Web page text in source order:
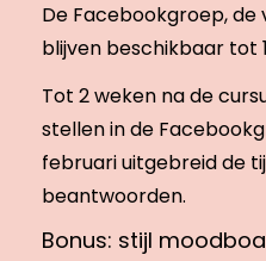
De Facebookgroep, de
blijven beschikbaar tot
Tot 2 weken na de
stellen in de
februari uitgebreid de
beantwoorden.
Bonus: stijl